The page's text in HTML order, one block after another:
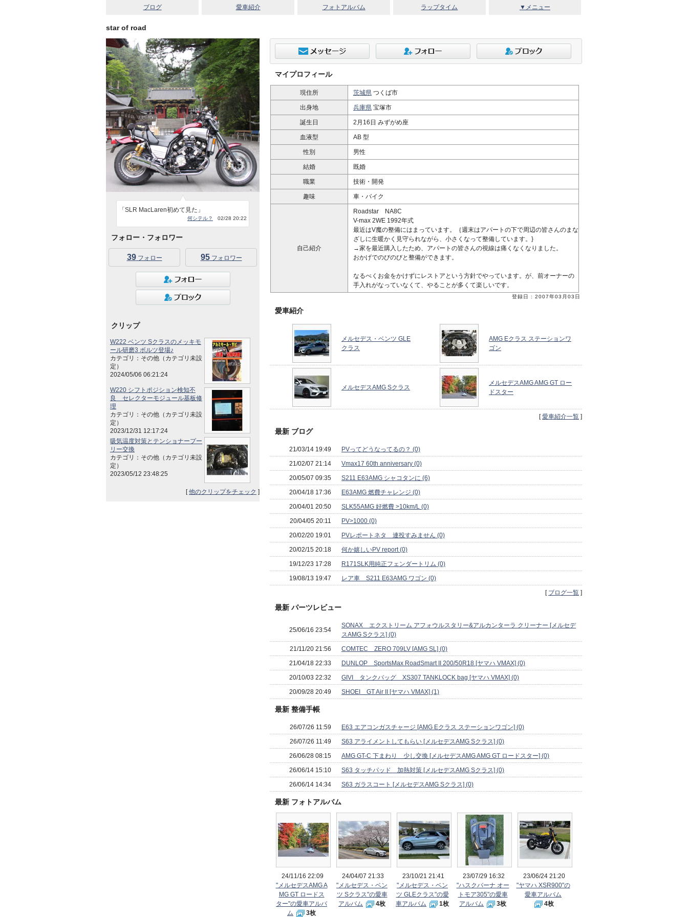
ブログ 愛車紹介 フォトアルバム ラップタイム ▼メニュー
star of road
「SLR MacLaren初めて見た」
何シテル？ 02/28 20:22
フォロー・フォロワー
39フォロー 95フォロワー
クリップ
W222 ベンツ Sクラスのメッキモ
ール研磨3 ボルツ登場♪
カテゴリ：その他（カテゴリ未設
定）
2024/05/06 06:21:24
W220 シフトポジション検知不
良 セレクターモジュール基板修
理
カテゴリ：その他（カテゴリ未設
定）
2023/12/31 12:17:24
吸気温度対策とテンショナープー
リー交換
カテゴリ：その他（カテゴリ未設
定）
2023/05/12 23:48:25
[他のクリップをチェック ]
マイプロフィール
現住所 茨城県 つくば市
出身地 兵庫県 宝塚市
誕生日 2月16日 みずがめ座
血液型 AB 型
性別 男性
結婚 既婚
職業 技術・開発
趣味 車・バイク
自己紹介
Roadstar NA8C
V-max 2WE 1992年式
最近はV魔の整備にはまっています。｛週末はアパートの下で周辺の皆さんのまな
ざしに生暖かく見守られながら、小さくなって整備しています。}
→家を最近購入したため、アパートの皆さんの視線は痛くなくなりました。
おかげでのびのびと整備ができます。
なるべくお金をかけずにレストアという方針でやっています。が、前オーナーの
手入れがなっていなくて、やることが多くて楽しいです。
登録日 : 2007年03月03日
愛車紹介
メルセデス・ベンツ GLE
クラス
AMG Eクラス ステーションワ
ゴン
メルセデスAMG Sクラス
メルセデスAMG AMG GT ロー
ドスター
[愛車紹介一覧 ]
最新 ブログ
21/03/14 19:49
PVってどうなってるの？ (0)
21/02/07 21:14
Vmax17 60th anniversary (0)
20/05/07 09:35
S211 E63AMG シャコタンに (6)
20/04/18 17:36
E63AMG 燃費チャレンジ (0)
20/04/01 20:50
SLK55AMG 好燃費 >10km/L (0)
20/04/05 20:11
PV>1000 (0)
20/02/20 19:01
PVレポートネタ 連投すみません (0)
20/02/15 20:18
何か嬉しいPV report (0)
19/12/23 17:28
R171SLK用純正フェンダートリム (0)
19/08/13 19:47
レア車 S211 E63AMG ワゴン (0)
[ ブログ一覧 ]
最新 パーツレビュー
25/06/16 23:54
SONAX エクストリーム アフォウルスタリー&アルカンターラ クリーナー [メルセデ
スAMG Sクラス] (0)
21/11/20 21:56
COMTEC ZERO 709LV [AMG SL] (0)
21/04/18 22:33
DUNLOP SportsMax RoadSmart II 200/50R18 [ヤマハ VMAX] (0)
20/10/03 22:32
GIVI タンクバッグ XS307 TANKLOCK bag [ヤマハ VMAX] (0)
20/09/28 20:49
SHOEI GT Air II [ヤマハ VMAX] (1)
最新 整備手帳
26/07/26 11:59
E63 エアコンガスチャージ [AMG Eクラス ステーションワゴン] (0)
26/07/26 11:49
S63 アライメントしてもらい [メルセデスAMG Sクラス] (0)
26/06/28 08:15
AMG GT-C 下まわり 少し交換 [メルセデスAMG AMG GT ロードスター] (0)
26/06/14 15:10
S63 タッチパッド 加熱対策 [メルセデスAMG Sクラス] (0)
26/06/14 14:34
S63 ガラスコート [メルセデスAMG Sクラス] (0)
最新 フォトアルバム
24/11/16 22:09
"メルセデスAMG A
MG GT ロードス
ター"の愛車アルバ
ム
3枚
24/04/07 21:33
"メルセデス・ベン
ツ Sクラス"の愛車
アルバム
4枚
23/10/21 21:41
"メルセデス・ベン
ツ GLEクラス"の愛
車アルバム
1枚
23/07/29 16:32
"ハスクバーナ オー
トモア305"の愛車
アルバム
3枚
23/06/24 21:20
"ヤマハ XSR900"の
愛車アルバム
4枚